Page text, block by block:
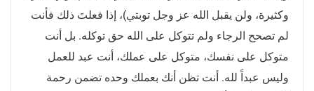
وكثيرة، ولن يقبل الله عز وجل توبتي)، إذا فعلتَ ذلك فأنت
لم تصحح الرجاء ولم تتوكل على الله حق توكله. بل أنت
متوكل على نفسك، متوكل على عملك، أنت عبد للعمل
وليس عبداً لله. أنت تظن أنك بعملك وحده تضمن رحمة